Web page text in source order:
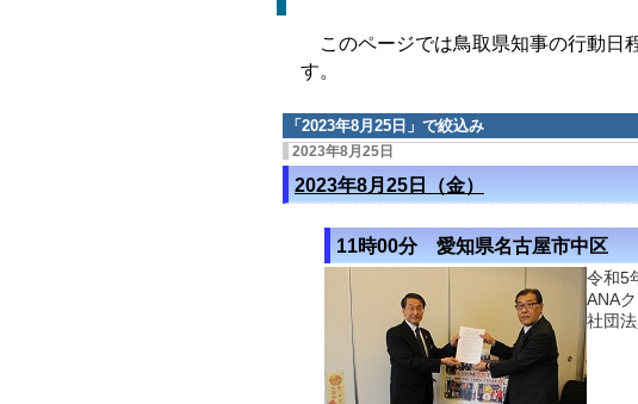
このページでは鳥取県知事の行動日
す。
「 2023年8月25日 」で絞込み
2023年8月25日
2023年8月25日（金）
11時00分 愛知県名古屋市中区
令和5
ANA
社団